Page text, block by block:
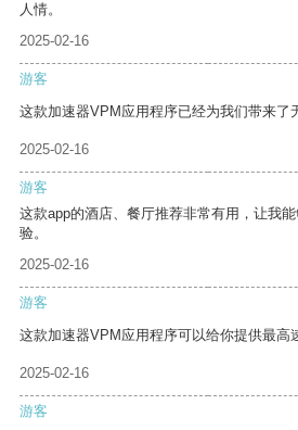
人情。
2025-02-16
游客
这款加速器VPM应用程序已经为我们带来了
2025-02-16
游客
这款app的酒店、餐厅推荐非常有用，让我
验。
2025-02-16
游客
这款加速器VPM应用程序可以给你提供最高
2025-02-16
游客